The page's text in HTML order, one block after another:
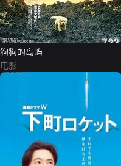
狗狗的岛屿
电影